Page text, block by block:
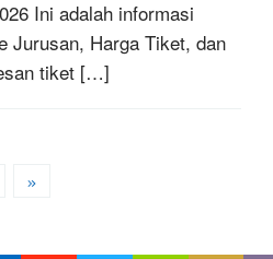
Ini adalah informasi
Jurusan, Harga Tiket, dan
tiket […]